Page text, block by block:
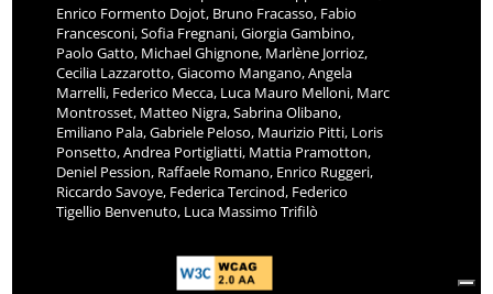
Enrico Formento Dojot, Bruno Fracasso, Fabio
Francesconi, Sofia Fregnani, Giorgia Gambino,
Paolo Gatto, Michael Ghignone, Marlène Jorrioz,
Cecilia Lazzarotto, Giacomo Mangano, Angela
Marrelli, Federico Mecca, Luca Mauro Melloni, Marc
Montrosset, Matteo Nigra, Sabrina Olibano,
Emiliano Pala, Gabriele Peloso, Maurizio Pitti, Loris
Ponsetto, Andrea Portigliatti, Mattia Pramotton,
Deniel Pession, Raffaele Romano, Enrico Ruggeri,
Riccardo Savoye, Federica Tercinod, Federico
Tigellio Benvenuto, Luca Massimo Trifilò